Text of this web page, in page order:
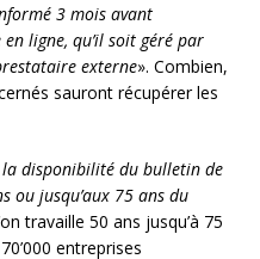
3 mois avant
en ligne, qu’il soit géré par
externe». Combien,
sauront récupérer les
disponibilité du bulletin de
ou jusqu’aux 75 ans du
travaille 50 ans jusqu’à 75
entreprises